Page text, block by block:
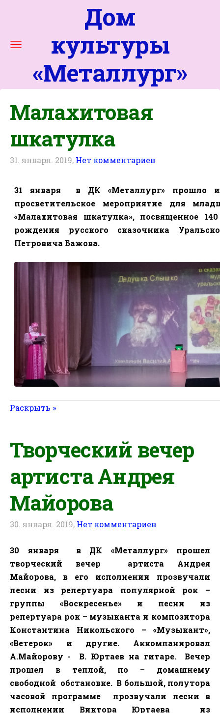
Дом
культуры
«Металлург»
Малахитовая
шкатулка
31. января. 2019, Нет комментариев
31 января
в ДК «Металлург» прошло
просветительское мероприятие для
«Малахитовая шкатулка», посвященное
рождения русского сказочника
Петровича Бажова.
Раскрыть »
Творческий вечер
артиста Андрея
Майорова
30. января. 2019, Нет комментариев
30 января
в ДК «Металлург» прошел
творческий вечер
артиста Андрея
Майорова, в его исполнении прозвучали
песни из репертуара популярной рок –
группы «Воскресенье» и песни из
репертуара рок – музыканта и композитора
Константина Никольского – «Музыкант»,
«Ветерок» и другие. Аккомпанировал
А.Майорову -
В. Юртаев на гитаре.
Вечер
прошел в теплой, по – домашнему
свободной обстановке. В большой, полутора
часовой программе
прозвучали песни в
исполнении Виктора Юртаева
из